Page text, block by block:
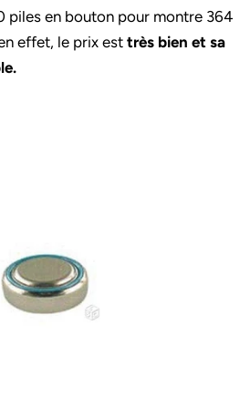
piles en bouton pour montre 364
effet, le prix est très bien et sa